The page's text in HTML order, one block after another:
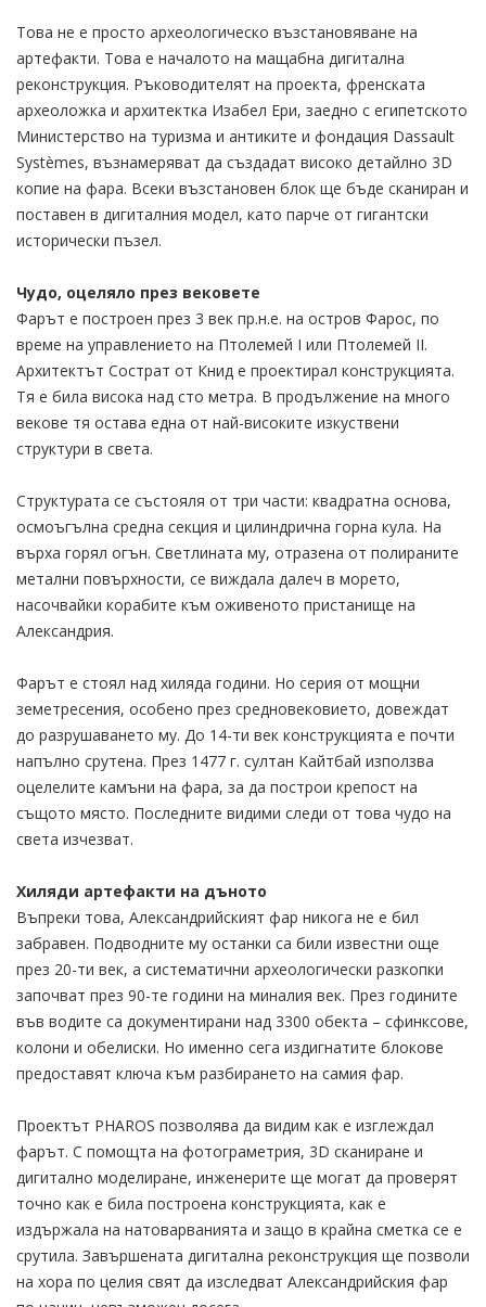
Това не е просто археологическо възстановяване на
артефакти. Това е началото на мащабна дигитална
реконструкция. Ръководителят на проекта, френската
археоложка и архитектка Изабел Ери, заедно с египетското
Министерство на туризма и антиките и фондация Dassault
Systèmes, възнамеряват да създадат високо детайлно 3D
копие на фара. Всеки възстановен блок ще бъде сканиран и
поставен в дигиталния модел, като парче от гигантски
исторически пъзел.
Чудо, оцеляло през вековете
Фарът е построен през 3 век пр.н.е. на остров Фарос, по
време на управлението на Птолемей I или Птолемей II.
Архитектът Сострат от Книд е проектирал конструкцията.
Тя е била висока над сто метра. В продължение на много
векове тя остава една от най-високите изкуствени
структури в света.
Структурата се състояля от три части: квадратна основа,
осмоъгълна средна секция и цилиндрична горна кула. ​​На
върха горял огън. Светлината му, отразена от полираните
метални повърхности, се виждала далеч в морето,
насочвайки корабите към оживеното пристанище на
Александрия.
Фарът е стоял над хиляда години. Но серия от мощни
земетресения, особено през средновековието, довеждат
до разрушаването му. До 14-ти век конструкцията е почти
напълно срутена. През 1477 г. султан Кайтбай използва
оцелелите камъни на фара, за да построи крепост на
същото място. Последните видими следи от това чудо на
света изчезват.
Хиляди артефакти на дъното
Въпреки това, Александрийският фар никога не е бил
забравен. Подводните му останки са били известни още
през 20-ти век, а систематични археологически разкопки
започват през 90-те години на миналия век. През годините
във водите са документирани над 3300 обекта – сфинксове,
колони и обелиски. Но именно сега издигнатите блокове
предоставят ключа към разбирането на самия фар.
Проектът PHAROS позволява да видим как е изглеждал
фарът. С помощта на фотограметрия, 3D сканиране и
дигитално моделиране, инженерите ще могат да проверят
точно как е била построена конструкцията, как е
издържала на натоварванията и защо в крайна сметка се е
срутила. Завършената дигитална реконструкция ще позволи
на хора по целия свят да изследват Александрийския фар